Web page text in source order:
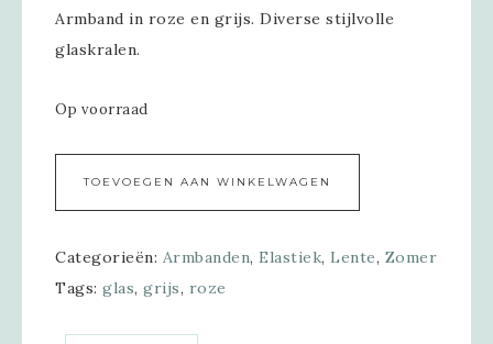
Armband in roze en grijs. Diverse stijlvolle
glaskralen.
Op voorraad
TOEVOEGEN AAN WINKELWAGEN
Categorieën: Armbanden, Elastiek, Lente, Zomer
Tags: glas, grijs, roze